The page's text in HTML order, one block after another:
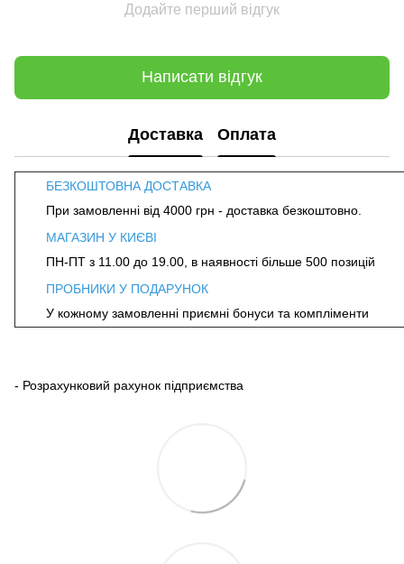
Додайте перший відгук
Написати відгук
Доставка Оплата
БЕЗКОШТОВНА ДОСТАВКА
При замовленні від 4000 грн - доставка безкоштовно.
МАГАЗИН У КИЄВІ
ПН-ПТ з 11.00 до 19.00, в наявності більше 500 позицій
ПРОБНИКИ У ПОДАРУНОК
У кожному замовленні приємні бонуси та компліменти
- Розрахунковий рахунок підприємства